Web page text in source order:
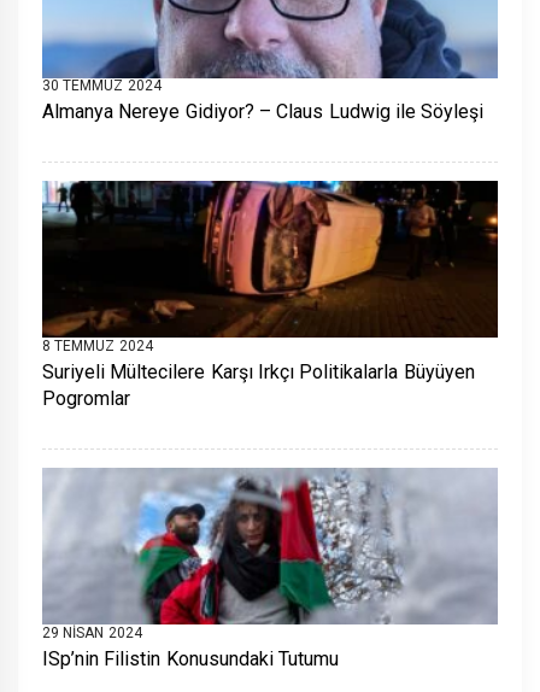
30 TEMMUZ 2024
Almanya Nereye Gidiyor? – Claus Ludwig ile Söyleşi
8 TEMMUZ 2024
Suriyeli Mültecilere Karşı Irkçı Politikalarla Büyüyen
Pogromlar
29 NISAN 2024
ISp’nin Filistin Konusundaki Tutumu